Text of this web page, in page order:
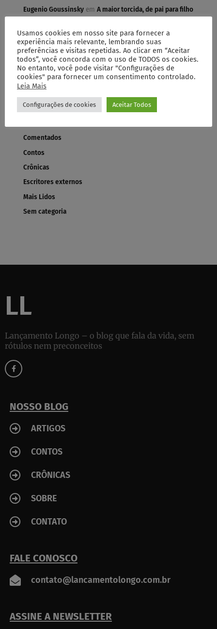
Eugenio Goussinsky emA maior torcida, de pai para filho
para filho
Categorias
Comentados
Contos
Crônicas
Escritores externos
Mais Lidos
Sem categoria
LL
Lançamento Longo – o blog que fala da vida, sem
rótulos nem preconceitos
a
c
e
k
-
NOSSO BLOG
ARTIGOS
CONTOS
CRÔNICAS
SOBRE
CONTATO
FALE CONOSCO
contato@lancamentolongo.com.br
ASSINE A NEWSLETTER
Usamos cookies em nosso site para fornecer a
experiência mais relevante, lembrando suas
preferências e visitas repetidas. Ao clicar em “Aceitar
todos”, você concorda com o uso de TODOS os cookies.
No entanto, você pode visitar "Configurações de
cookies" para fornecer um consentimento controlado.
Leia Mais
Configurações de cookies Aceitar Todos